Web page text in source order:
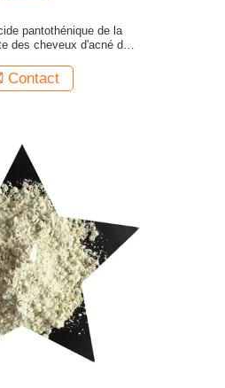
pantothénique de la
des cheveux d'acné de la
Contact